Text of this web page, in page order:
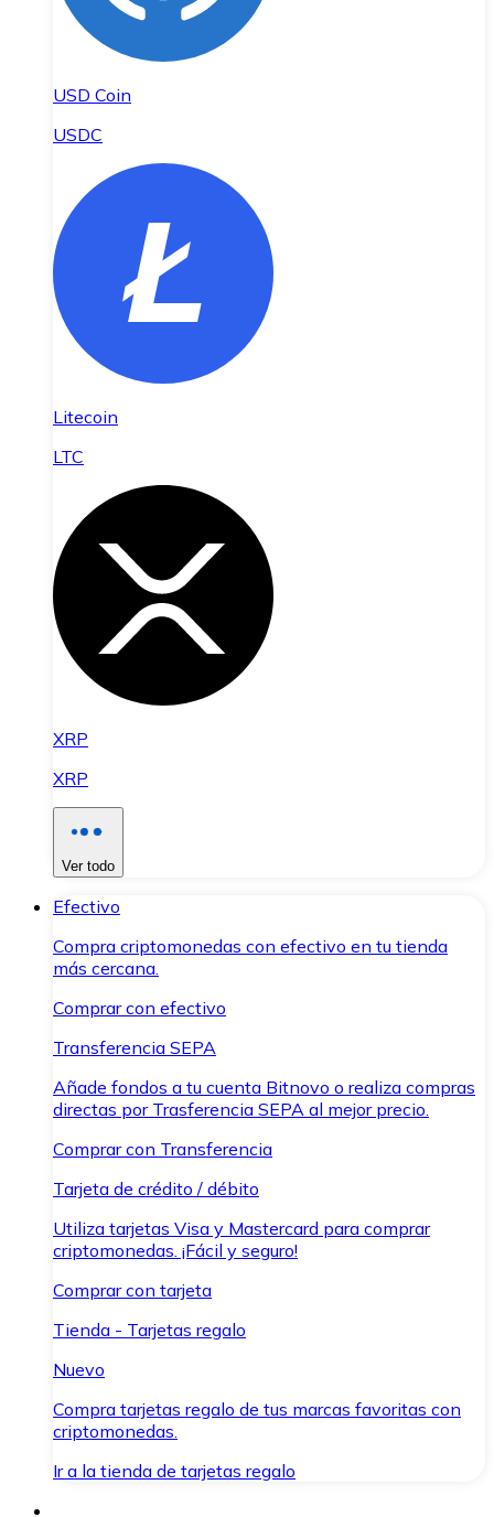
USD Coin
USDC
Litecoin
LTC
XRP
XRP
Ver todo
Efectivo
Compra criptomonedas con efectivo en tu tienda
más cercana.
Comprar con efectivo
Transferencia SEPA
Añade fondos a tu cuenta Bitnovo o realiza compras
directas por Trasferencia SEPA al mejor precio.
Comprar con Transferencia
Tarjeta de crédito / débito
Utiliza tarjetas Visa y Mastercard para comprar
criptomonedas. ¡Fácil y seguro!
Comprar con tarjeta
Tienda - Tarjetas regalo
Nuevo
Compra tarjetas regalo de tus marcas favoritas con
criptomonedas.
Ir a la tienda de tarjetas regalo